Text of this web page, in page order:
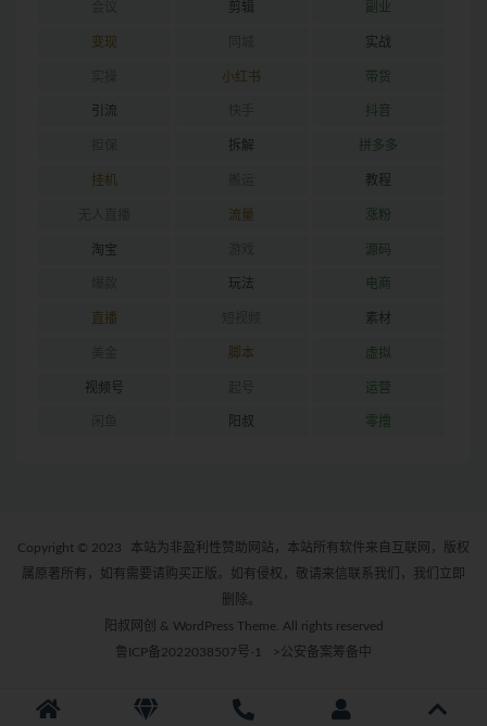
剪辑 副业
变现 实战
小红书 带货
引流 抖音
拆解 拼多多
挂机 教程
流量 涨粉
淘宝 源码
玩法 电商
直播 素材
脚本 虚拟
视频号 运营
阳叔 零撸
Copyright © 2023
本站为非盈利性赞助网站，本站所有软件来自互联网，版权
属原著所有，如有需要请购买正版。如有侵权，敬请来信联系我们，我们立即
删除。
阳叔网创 & WordPress Theme. All rights reserved
鲁ICP备2022038507号-1
>公安备案筹备中